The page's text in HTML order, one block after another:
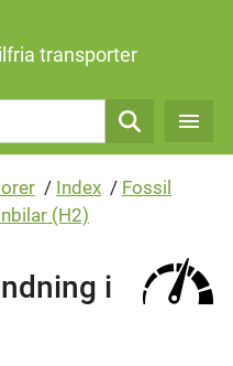
transporter
Sök
/ Index / Fossil
(H2)
i